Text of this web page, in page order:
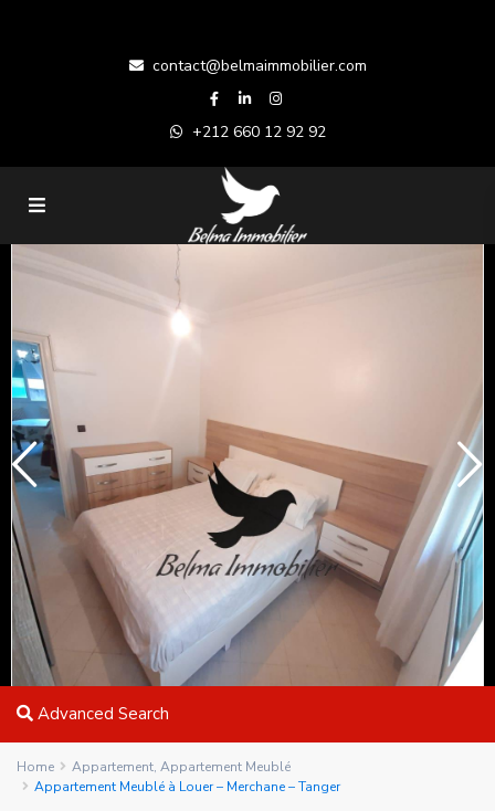
contact@belmaimmobilier.com
+212 660 12 92 92
Advanced Search
Home Appartement, Appartement Meublé
Appartement Meublé à Louer – Merchane – Tanger